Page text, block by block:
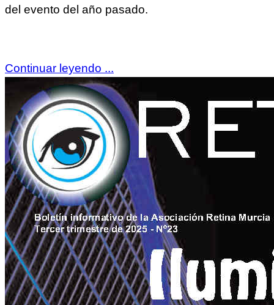
del evento del año pasado.
Continuar leyendo ...